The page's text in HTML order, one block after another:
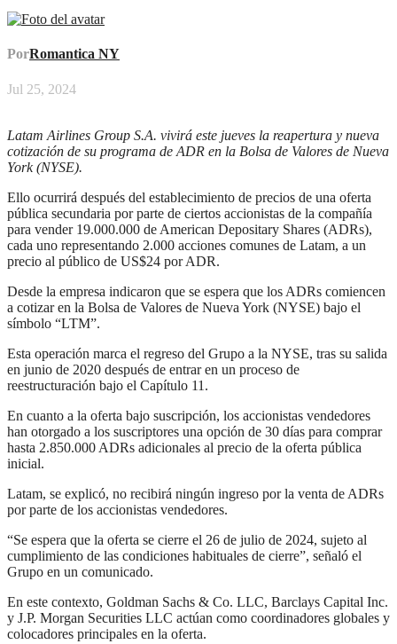
PorRomantica NY
Jul 25, 2024
Latam Airlines Group S.A. vivirá este jueves la reapertura y nueva
cotización de su programa de ADR en la Bolsa de Valores de Nueva
York (NYSE).
Ello ocurrirá después del establecimiento de precios de una oferta
pública secundaria por parte de ciertos accionistas de la compañía
para vender 19.000.000 de American Depositary Shares (ADRs),
cada uno representando 2.000 acciones comunes de Latam, a un
precio al público de US$24 por ADR.
Desde la empresa indicaron que se espera que los ADRs comiencen
a cotizar en la Bolsa de Valores de Nueva York (NYSE) bajo el
símbolo “LTM”.
Esta operación marca el regreso del Grupo a la NYSE, tras su salida
en junio de 2020 después de entrar en un proceso de
reestructuración bajo el Capítulo 11.
En cuanto a la oferta bajo suscripción, los accionistas vendedores
han otorgado a los suscriptores una opción de 30 días para comprar
hasta 2.850.000 ADRs adicionales al precio de la oferta pública
inicial.
Latam, se explicó, no recibirá ningún ingreso por la venta de ADRs
por parte de los accionistas vendedores.
“Se espera que la oferta se cierre el 26 de julio de 2024, sujeto al
cumplimiento de las condiciones habituales de cierre”, señaló el
Grupo en un comunicado.
En este contexto, Goldman Sachs & Co. LLC, Barclays Capital Inc.
y J.P. Morgan Securities LLC actúan como coordinadores globales y
colocadores principales en la oferta.